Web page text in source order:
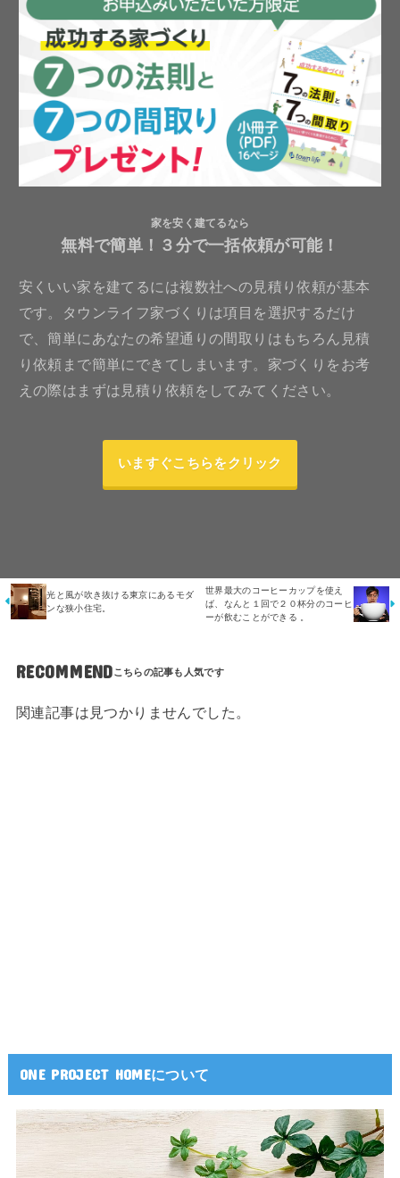
家を安く建てるなら
無料で簡単！３分で一括依頼が可能！
安くいい家を建てるには複数社への見積り依頼が基本
です。タウンライフ家づくりは項目を選択するだけ
で、簡単にあなたの希望通りの間取りはもちろん見積
り依頼まで簡単にできてしまいます。家づくりをお考
えの際はまずは見積り依頼をしてみてください。
いますぐこちらをクリック
光と風が吹き抜ける東京にあるモダ
ンな狭小住宅。
世界最大のコーヒーカップを使え
ば、なんと１回で２０杯分のコーヒ
ーが飲むことができる 。
RECOMMEND
関連記事は見つかりませんでした。
ONE PROJECT HOMEについて